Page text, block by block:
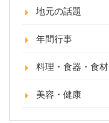
地元の話題
年間行事
料理・食器・食材
美容・健康